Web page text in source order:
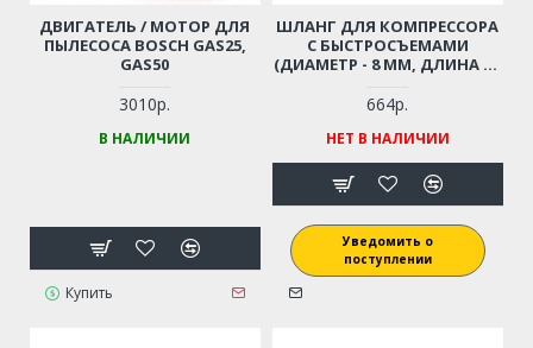
ДВИГАТЕЛЬ / МОТОР ДЛЯ
ПЫЛЕСОСА BOSCH GAS25,
GAS50
3010р.
В НАЛИЧИИ
Купить
ШЛАНГ ДЛЯ КОМПРЕССОРА
С БЫСТРОСЪЕМАМИ
(ДИАМЕТР - 8 ММ, ДЛИНА - 6
664р.
НЕТ В НАЛИЧИИ
Уведомить о
поступлении